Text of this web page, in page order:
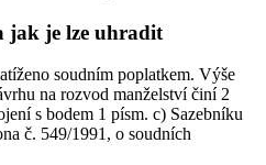
jak je lze uhradit
soudním poplatkem. Výše
na rozvod manželství činí 2
s bodem 1 písm. c) Sazebníku
č. 549/1991, o soudních